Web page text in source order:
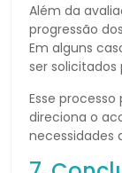
Além da
progressão
Em alguns
ser
Esse
direciona o
necessidades